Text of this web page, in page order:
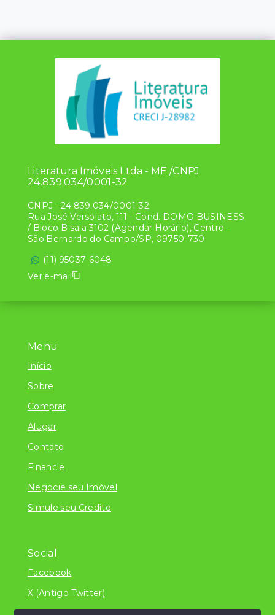
Menu
Início
Sobre
Comprar
Alugar
Contato
Financie
Negocie seu Imóvel
Simule seu Credito
Social
Facebook
X (Antigo Twitter)
Literatura Imóveis Ltda - ME /CNPJ
24.839.034/0001-32
CNPJ - 24.839.034/0001-32
Rua José Versolato, 111 - Cond. DOMO BUSINESS
/ Bloco B sala 3102 (Agendar Horário), Centro -
São Bernardo do Campo/SP, 09750-730
(11) 95037-6048
Ver e-mail